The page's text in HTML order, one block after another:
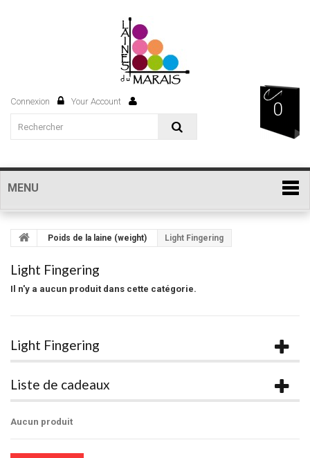
0
Connexion Your Account
MENU
Poids de la laine (weight) Light Fingering
Light Fingering
Il n'y a aucun produit dans cette catégorie.
Light Fingering
Liste de cadeaux
Aucun produit